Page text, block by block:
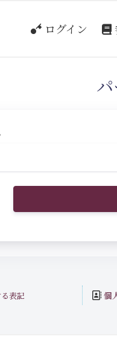
ログイン
表記 個